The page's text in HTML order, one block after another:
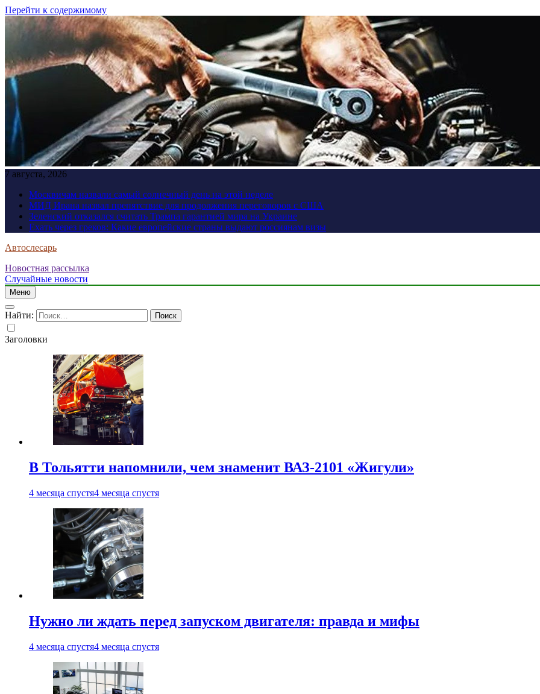
Перейти к содержимому
7 августа, 2026
Москвичам назвали самый солнечный день на этой неделе
МИД Ирана назвал препятствие для продолжения переговоров с США
Зеленский отказался считать Трампа гарантией мира на Украине
Ехать через греков: Какие европейские страны выдают россиянам визы
Автослесарь
Новостная рассылка
Случайные новости
Меню
Найти:
Заголовки
В Тольятти напомнили, чем знаменит ВАЗ-2101 «Жигули»
4 месяца спустя4 месяца спустя
Нужно ли ждать перед запуском двигателя: правда и мифы
4 месяца спустя4 месяца спустя